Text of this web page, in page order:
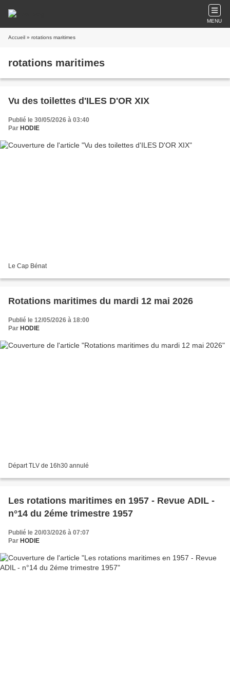
MENU
Accueil » rotations maritimes
rotations maritimes
Vu des toilettes d'ILES D'OR XIX
Publié le 30/05/2026 à 03:40
Par HODIE
Le Cap Bénat
Rotations maritimes du mardi 12 mai 2026
Publié le 12/05/2026 à 18:00
Par HODIE
Départ TLV de 16h30 annulé
Les rotations maritimes en 1957 - Revue ADIL -
n°14 du 2éme trimestre 1957
Publié le 20/03/2026 à 07:07
Par HODIE